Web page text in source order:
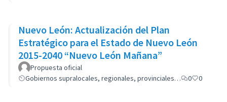
Nuevo León: Actualización del Plan
Estratégico para el Estado de Nuevo León
2015-2040 “Nuevo León Mañana”
Propuesta oficial
Gobiernos supralocales, regionales, provinciales…
0 0